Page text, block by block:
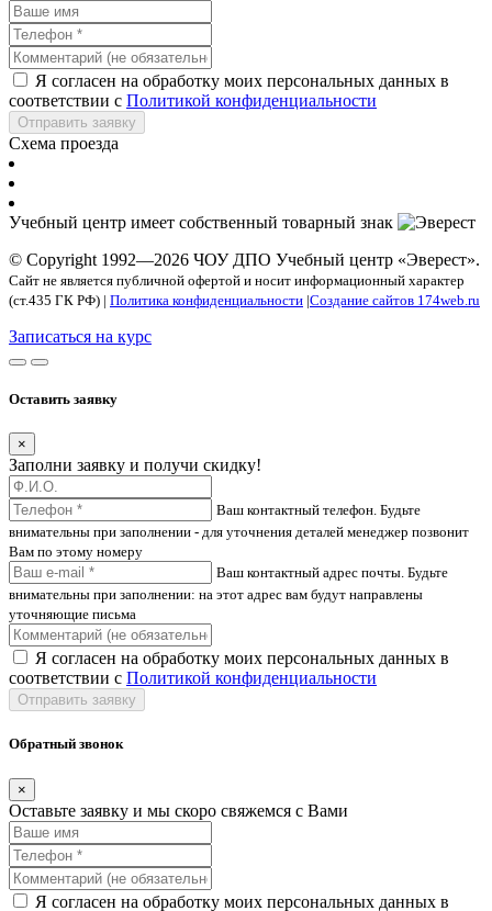
Я согласен на обработку моих персональных данных в
соответствии с Политикой конфиденциальности
Отправить заявку
Схема проезда
Учебный центр имеет собственный товарный знак
© Copyright 1992—2026 ЧОУ ДПО Учебный центр «Эверест».
Сайт не является публичной офертой и носит информационный характер
(ст.435 ГК РФ) | Политика конфиденциальности |Создание сайтов 174web.ru
Записаться на курс
Оставить заявку
×
Заполни заявку и получи скидку!
Ваш контактный телефон. Будьте
внимательны при заполнении - для уточнения деталей менеджер позвонит
Вам по этому номеру
Ваш контактный адрес почты. Будьте
внимательны при заполнении: на этот адрес вам будут направлены
уточняющие письма
Я согласен на обработку моих персональных данных в
соответствии с Политикой конфиденциальности
Отправить заявку
Обратный звонок
×
Оставьте заявку и мы скоро свяжемся с Вами
Я согласен на обработку моих персональных данных в